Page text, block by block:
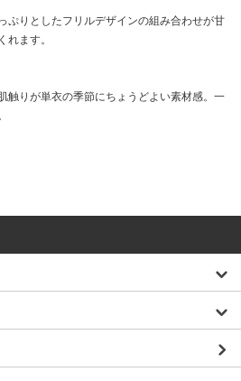
ぷりとしたフリルデザインの組み合わせが甘
れます。
触りが単衣の季節にちょうどよい素材感。一